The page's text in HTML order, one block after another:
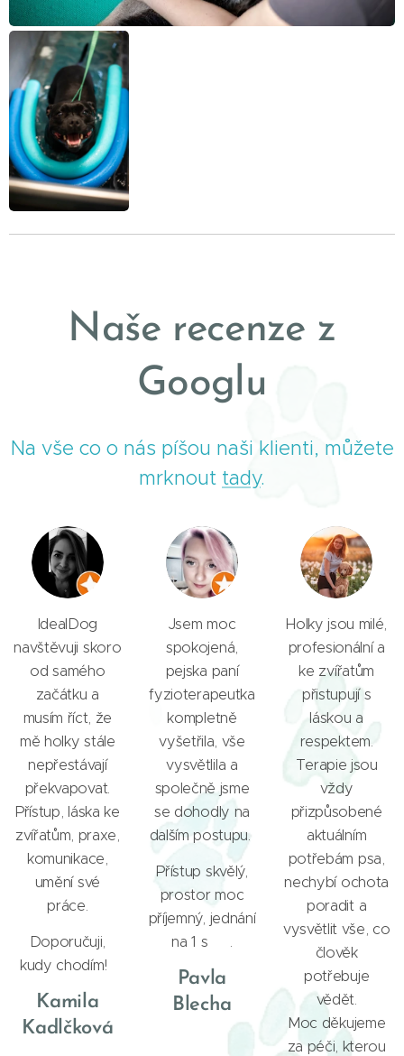
Naše recenze z
Googlu
Na vše co o nás píšou naši klienti, můžete
mrknout tady.
IdealDog
navštěvuji skoro
od samého
začátku a
musím říct, že
mě holky stále
nepřestávají
překvapovat.
Přístup, láska ke
zvířatům, praxe,
komunikace,
umění své
práce.
Doporučuji,
kudy chodím!
Kamila
Kadlčková
Jsem moc
spokojená,
pejska paní
fyzioterapeutka
kompletně
vyšetřila, vše
vysvětlila a
společně jsme
se dohodly na
dalším postupu.
Přístup skvělý,
prostor moc
příjemný, jednání
na 1 s 🌟.
Pavla
Blecha
Holky jsou milé,
profesionální a
ke zvířatům
přistupují s
láskou a
respektem.
Terapie jsou
vždy
přizpůsobené
aktuálním
potřebám psa,
nechybí ochota
poradit a
vysvětlit vše, co
člověk
potřebuje
vědět.
Moc děkujeme
za péči, kterou